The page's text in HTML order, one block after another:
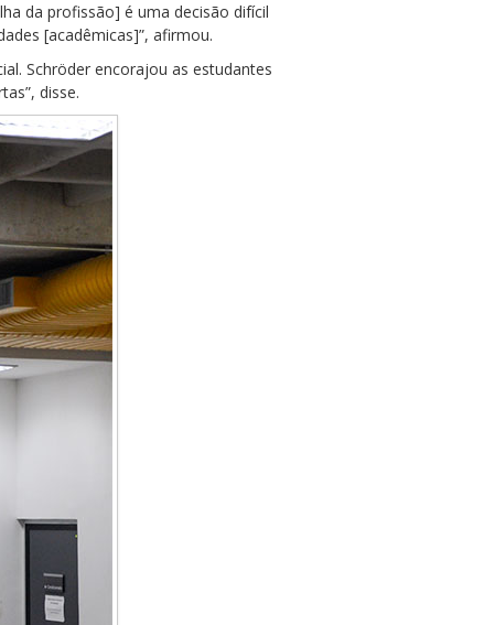
da profissão] é uma decisão difícil
[acadêmicas]”, afirmou.
Schröder encorajou as estudantes
disse.